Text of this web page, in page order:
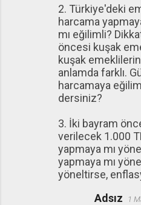
2. Türkiye'deki
harcama
mı eğilimli?
öncesi kuşak
kuşak
anlamda farklı.
harcamaya
dersiniz?
3. İki bayram
verilecek 1.000
yapmaya mı
yapmaya mı
yöneltirse,
Adsız
1